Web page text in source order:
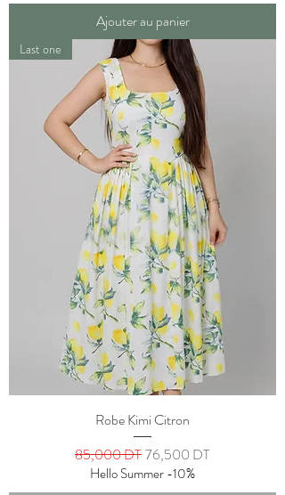
Ajouter au panier
Last one
Robe Kimi Citron
Prix original
85,000 DTPrix promotionnel
76,500 DT
Hello Summer -10%